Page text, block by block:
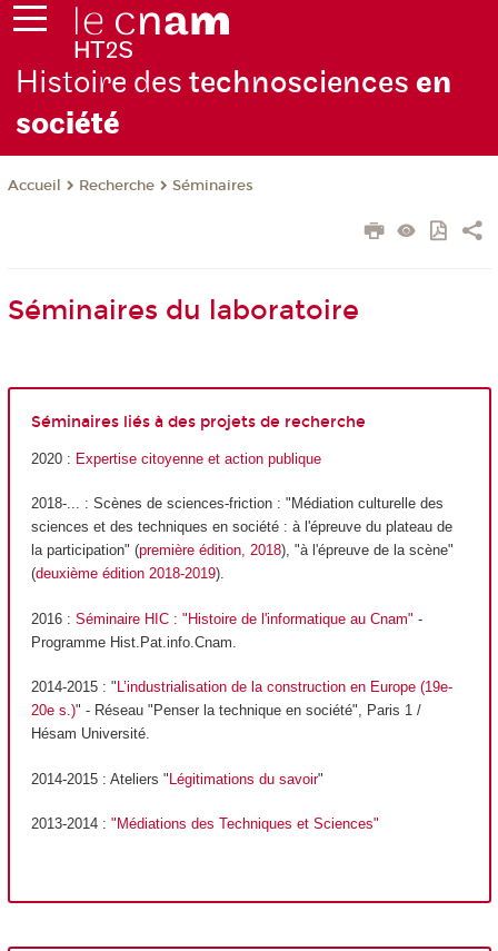
Histoire des technosciences en
société
Accueil Recherche Séminaires
Séminaires du laboratoire
Séminaires liés à des projets de recherche
2020 : Expertise citoyenne et action publique
2018-... : Scènes de sciences-friction : "Médiation culturelle des
sciences et des techniques en société : à l'épreuve du plateau de
la participation" (première édition, 2018), "à l'épreuve de la scène"
(deuxième édition 2018-2019).
2016 : Séminaire HIC : "Histoire de l'informatique au Cnam" -
Programme Hist.Pat.info.Cnam.
2014-2015 : " L’industrialisation de la construction en Europe (19e-
20e s.)" - Réseau "Penser la technique en société", Paris 1 /
Hésam Université.
2014-2015 : Ateliers "Légitimations du savoir"
2013-2014 : "Médiations des Techniques et Sciences"